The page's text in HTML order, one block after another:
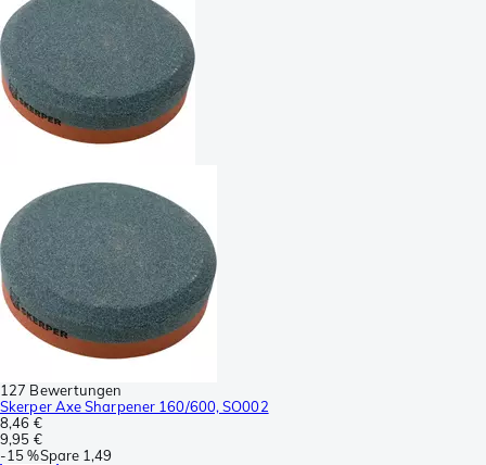
127 Bewertungen
Skerper Axe Sharpener 160/600, SO002
8,46 €
9,95 €
-15 %Spare 1,49